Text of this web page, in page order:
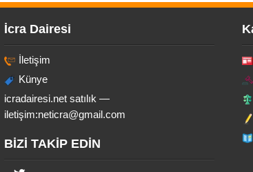
İcra Dairesi
İletişim
Künye
icradairesi.net satılık —
iletişim:neticra@gmail.com
BİZİ TAKİP EDİN